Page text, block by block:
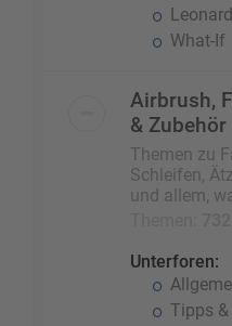
What-If
Airbrush,
& Zubehör
Themen zu
Schleifen,
und allem,
Unterforen:
Tipps &